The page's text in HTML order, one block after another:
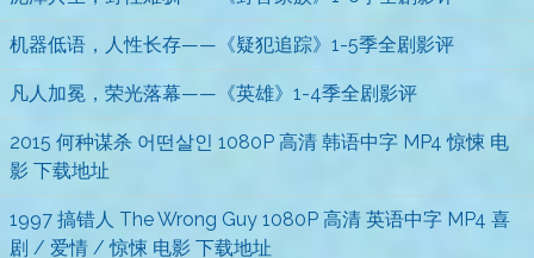
机器低语，人性长存——《疑犯追踪》1-5季全剧影评
凡人加冕，荣光落幕——《英雄》1-4季全剧影评
2015 何种谋杀 어떤살인 1080P 高清 韩语中字 MP4 惊悚 电
影 下载地址
1997 搞错人 The Wrong Guy 1080P 高清 英语中字 MP4 喜
剧 / 爱情 / 惊悚 电影 下载地址